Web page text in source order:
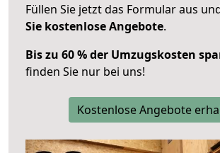
Füllen Sie jetzt das Formular aus
Sie kostenlose Angebote.
Bis zu 60 % der Umzugskosten
finden Sie nur bei uns!
Kostenlose Angebote